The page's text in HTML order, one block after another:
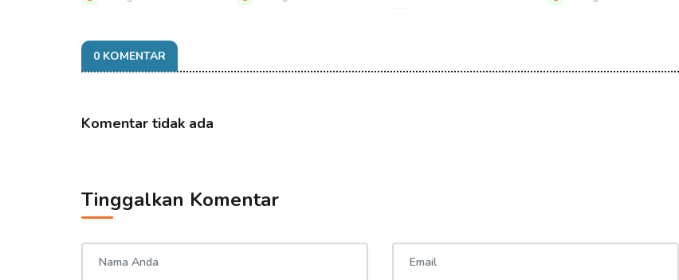
0 KOMENTAR
Komentar tidak ada
Tinggalkan Komentar